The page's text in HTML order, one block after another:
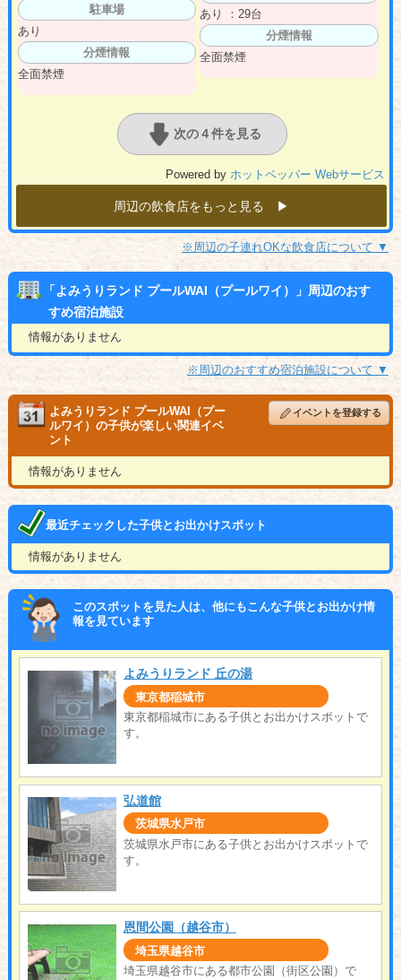
駐車場
あり
分煙情報
全面禁煙
あり ：29台
分煙情報
全面禁煙
次の４件を見る
Powered byホットペッパー Webサービス
周辺の飲食店をもっと見る ▶︎
※周辺の子連れOKな飲食店について ▼
「よみうりランド プールWAI（プールワイ）」周辺のおす
すめ宿泊施設
情報がありません
※周辺のおすすめ宿泊施設について ▼
よみうりランド プールWAI（プー
ルワイ）の子供が楽しい関連イベ
ント
イベントを登録する
情報がありません
最近チェックした子供とお出かけスポット
情報がありません
このスポットを見た人は、他にもこんな子供とお出かけ情
報を見ています
よみうりランド 丘の湯
東京都稲城市
東京都稲城市にある子供とお出かけスポットで
す。
弘道館
茨城県水戸市
茨城県水戸市にある子供とお出かけスポットで
す。
恩間公園（越谷市）
埼玉県越谷市
埼玉県越谷市にある都市公園（街区公園）で